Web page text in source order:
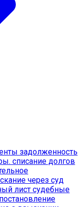
задолженность
списание долгов
через суд
лист судебные